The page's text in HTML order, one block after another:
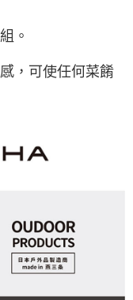
。
，可使任何菜餚